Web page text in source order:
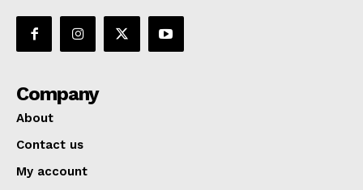
Company
About
Contact us
My account